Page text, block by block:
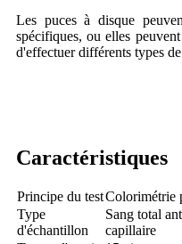
Les puces à disque
spécifiques, ou elles
d'effectuer différents types
Caractéristiques
Principe du testColorimétrie
Type
d'échantillon
Sang total
capillaire